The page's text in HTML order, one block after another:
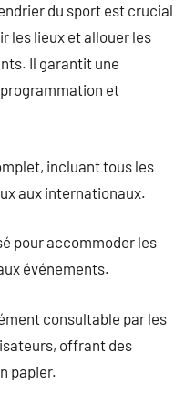
du sport est crucial
les lieux et allouer les
Il garantit une
et
incluant tous les
aux internationaux.
pour accommoder les
événements.
consultable par les
offrant des
papier.